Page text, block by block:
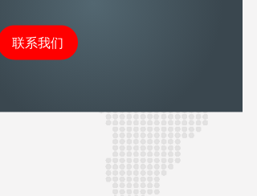
联系我们